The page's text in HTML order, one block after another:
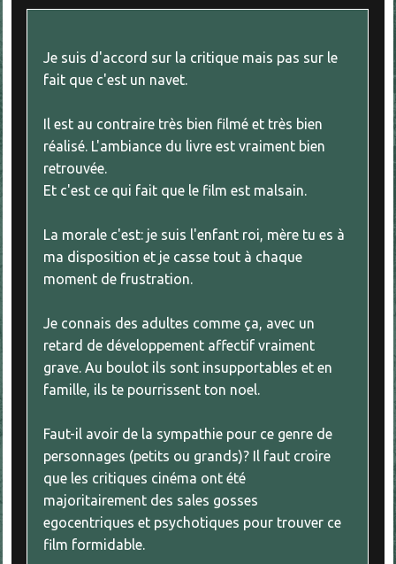
Je suis d'accord sur la critique mais pas sur le
fait que c'est un navet.
Il est au contraire très bien filmé et très bien
réalisé. L'ambiance du livre est vraiment bien
retrouvée.
Et c'est ce qui fait que le film est malsain.
La morale c'est: je suis l'enfant roi, mère tu es à
ma disposition et je casse tout à chaque
moment de frustration.
Je connais des adultes comme ça, avec un
retard de développement affectif vraiment
grave. Au boulot ils sont insupportables et en
famille, ils te pourrissent ton noel.
Faut-il avoir de la sympathie pour ce genre de
personnages (petits ou grands)? Il faut croire
que les critiques cinéma ont été
majoritairement des sales gosses
egocentriques et psychotiques pour trouver ce
film formidable.